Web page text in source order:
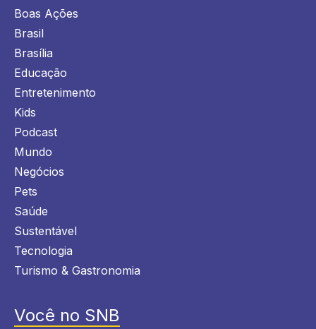
Boas Ações
Brasil
Brasília
Educação
Entretenimento
Kids
Podcast
Mundo
Negócios
Pets
Saúde
Sustentável
Tecnologia
Turismo & Gastronomia
Você no SNB